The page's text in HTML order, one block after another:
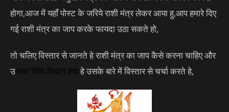
होगा,आज में यहाँ पोस्ट के जरिये राशी मंत्र लेकर आया हु,आप हमारे दिए
गई राशी मंत्र का जाप करके फायदा उठा सकते हो,
तो चलिए विस्तार से जानते हे राशी मंत्र का जाप कैसे करना चाहिए और
उसका विधि विधान क्याहे उसके बारे में विस्तार से चर्चा करते हे,